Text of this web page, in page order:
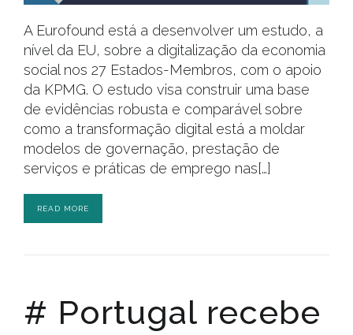
A Eurofound está a desenvolver um estudo, a
nível da EU, sobre a digitalização da economia
social nos 27 Estados-Membros, com o apoio
da KPMG. O estudo visa construir uma base
de evidências robusta e comparável sobre
como a transformação digital está a moldar
modelos de governação, prestação de
serviços e práticas de emprego nas[…]
READ MORE
# Portugal recebe